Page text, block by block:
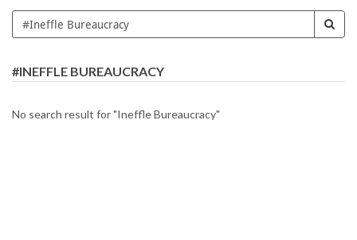
#INEFFLE BUREAUCRACY
No search result for "Ineffle Bureaucracy"